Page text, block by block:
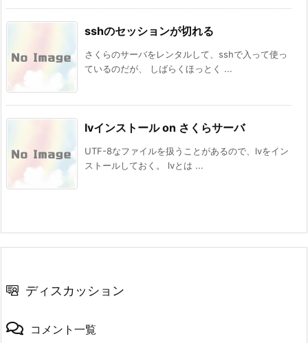
sshのセッションが切れる
さくらのサーバをレンタルして、sshで入って使っ
ているのだが、 しばらくほっとく ...
lvインストール on さくらサーバ
UTF-8なファイルを扱うことがあるので、lvをイン
ストールしておく。 lvとは ...
ディスカッション
コメント一覧